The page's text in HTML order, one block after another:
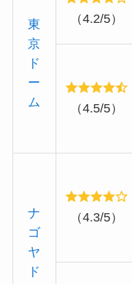
東
京
ド
ー
ム
（4.2/5）
（4.5/5）
ナ
ゴ
ヤ
ド
（4.3/5）